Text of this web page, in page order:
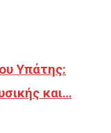
Υπάτης:
και…